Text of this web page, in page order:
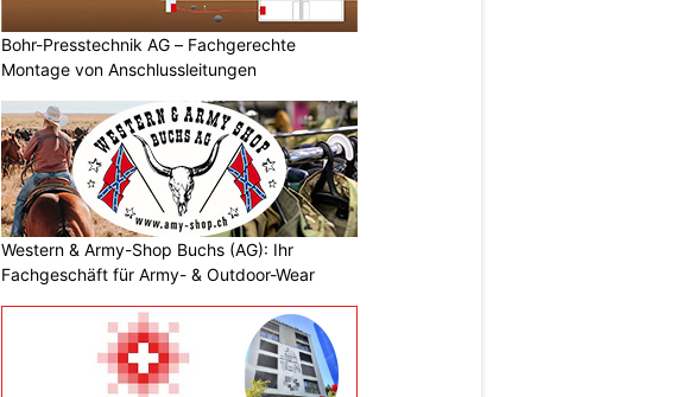
Bohr-Presstechnik AG – Fachgerechte
Montage von Anschlussleitungen
Western & Army-Shop Buchs (AG): Ihr
Fachgeschäft für Army- & Outdoor-Wear